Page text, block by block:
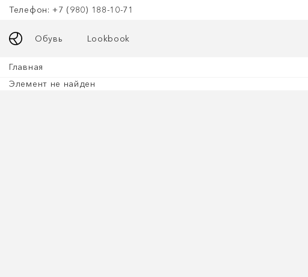
Телефон: +7 (980) 188-10-71
Обувь Lookbook
Главная
Элемент не найден